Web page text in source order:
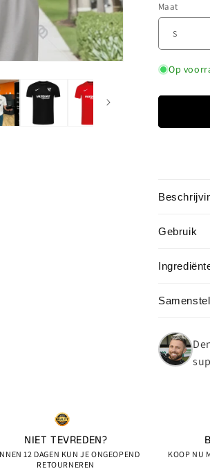
Maat
Op
Gebruik
NIET TEVREDEN?
12 DAGEN KUN JE ONGEOPEND
RETOURNEREN
KOOP NU